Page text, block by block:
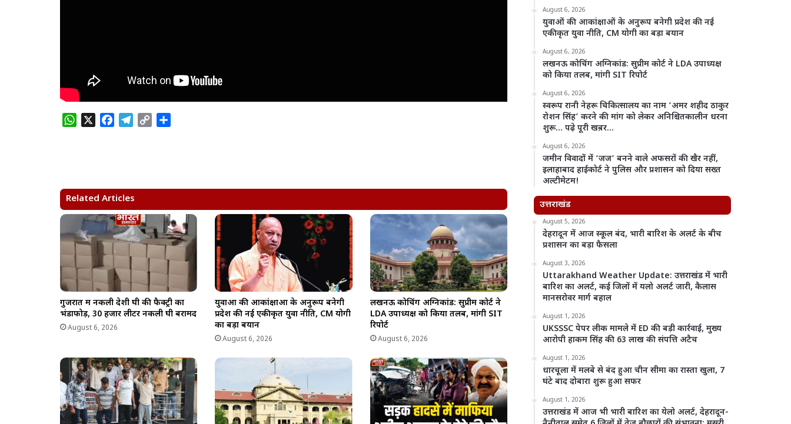
W
A
p
p
o
o
k
r
a
m
i
k
Related Articles
गुजरात में नकली देशी घी की फैक्ट्री का
भंडाफोड़, 30 हजार लीटर नकली घी बरामद
August 6, 2026
युवाओं की आकांक्षाओं के अनुरूप बनेगी
प्रदेश की नई एकीकृत युवा नीति, CM योगी
का बड़ा बयान
August 6, 2026
लखनऊ कोचिंग अग्निकांड: सुप्रीम कोर्ट ने
LDA उपाध्यक्ष को किया तलब, मांगी SIT
रिपोर्ट
August 6, 2026
August 6, 2026
युवाओं की आकांक्षाओं के अनुरूप बनेगी प्रदेश की नई
एकीकृत युवा नीति, CM योगी का बड़ा बयान
August 6, 2026
लखनऊ कोचिंग अग्निकांड: सुप्रीम कोर्ट ने LDA उपाध्यक्ष
को किया तलब, मांगी SIT रिपोर्ट
August 6, 2026
स्वरूप रानी नेहरू चिकित्सालय का नाम ‘अमर शहीद ठाकुर
रोशन सिंह’ करने की मांग को लेकर अनिश्चितकालीन धरना
शुरू… पढ़े पूरी खब़र…
August 6, 2026
जमीन विवादों में ‘जज’ बनने वाले अफसरों की खैर नहीं,
इलाहाबाद हाईकोर्ट ने पुलिस और प्रशासन को दिया सख्त
अल्टीमेटम!
उत्तराखंड
August 5, 2026
देहरादून में आज स्कूल बंद, भारी बारिश के अलर्ट के बीच
प्रशासन का बड़ा फैसला
August 3, 2026
Uttarakhand Weather Update: उत्तराखंड में भारी
बारिश का अलर्ट, कई जिलों में यलो अलर्ट जारी, कैलास
मानसरोवर मार्ग बहाल
August 1, 2026
UKSSSC पेपर लीक मामले में ED की बड़ी कार्रवाई, मुख्य
आरोपी हाकम सिंह की 63 लाख की संपत्ति अटैच
August 1, 2026
धारचूला में मलबे से बंद हुआ चीन सीमा का रास्ता खुला, 7
घंटे बाद दोबारा शुरू हुआ सफर
August 1, 2026
उत्तराखंड में आज भी भारी बारिश का येलो अलर्ट, देहरादून-